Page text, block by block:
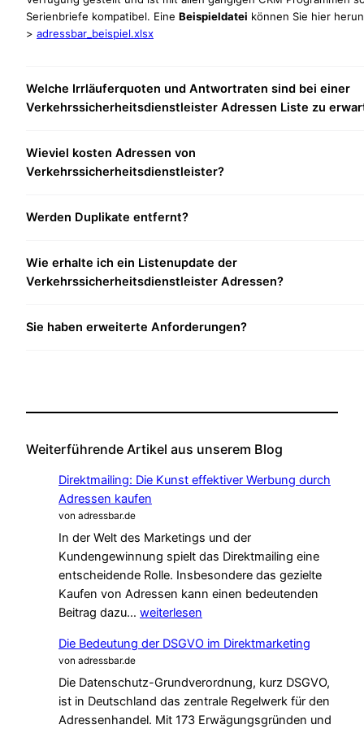
Serienbriefe kompatibel. Eine Beispieldatei können Sie hier
> adressbar_beispiel.xlsx
Welche Irrläuferquoten und Antwortraten sind bei einer
Verkehrssicherheitsdienstleister Adressen Liste zu
Wieviel kosten Adressen von
Verkehrssicherheitsdienstleister?
Werden Duplikate entfernt?
Wie erhalte ich ein Listenupdate der
Verkehrssicherheitsdienstleister Adressen?
Sie haben erweiterte Anforderungen?
Weiterführende Artikel aus unserem Blog
Direktmailing: Die Kunst effektiver Werbung durch
Adressen kaufen
von adressbar.de
In der Welt des Marketings und der
Kundengewinnung spielt das Direktmailing eine
entscheidende Rolle. Insbesondere das gezielte
Kaufen von Adressen kann einen bedeutenden
Beitrag dazu… Direktmailing:
Kunst
Werbung
durch
Adressen
weiterlesen
Die Bedeutung der DSGVO im Direktmarketing
von adressbar.de
Die Datenschutz-Grundverordnung, kurz DSGVO,
ist in Deutschland das zentrale Regelwerk für den
Adressenhandel. Mit 173 Erwägungsgründen und